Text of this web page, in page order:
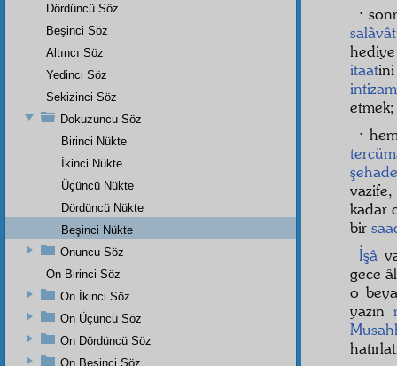
·
itaat
etmek;
·
kadar
bir
İşâ
gece
o
yazın
Dördüncü Söz
Beşinci Söz
Altıncı Söz
Yedinci Söz
Sekizinci Söz
Dokuzuncu Söz
Birinci Nükte
İkinci Nükte
Üçüncü Nükte
Dördüncü Nükte
Beşinci Nükte
Onuncu Söz
On Birinci Söz
On İkinci Söz
On Üçüncü Söz
On Dördüncü Söz
On Beşinci Söz